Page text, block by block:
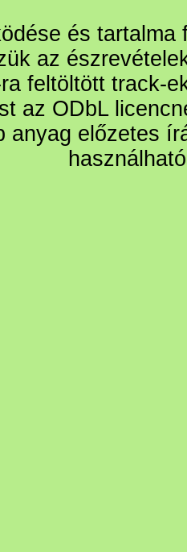
és
az
feltöltött track-
az ODbL
anyag előzetes